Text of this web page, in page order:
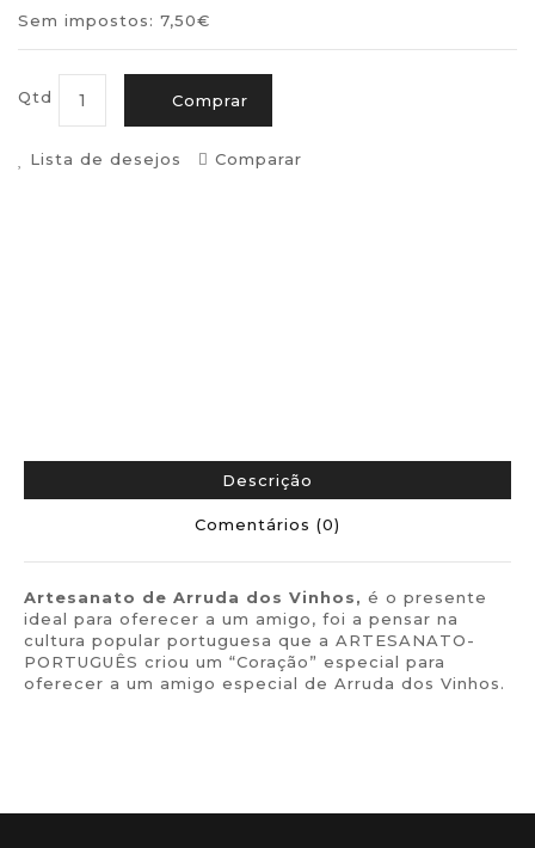
Sem impostos: 7,50€
Qtd Comprar
Lista de desejos Comparar
Descrição
Comentários (0)
Artesanato de Arruda dos Vinhos, é o presente
ideal para oferecer a um amigo, foi a pensar na
cultura popular portuguesa que a ARTESANATO-
PORTUGUÊS criou um “Coração” especial para
oferecer a um amigo especial de Arruda dos Vinhos.